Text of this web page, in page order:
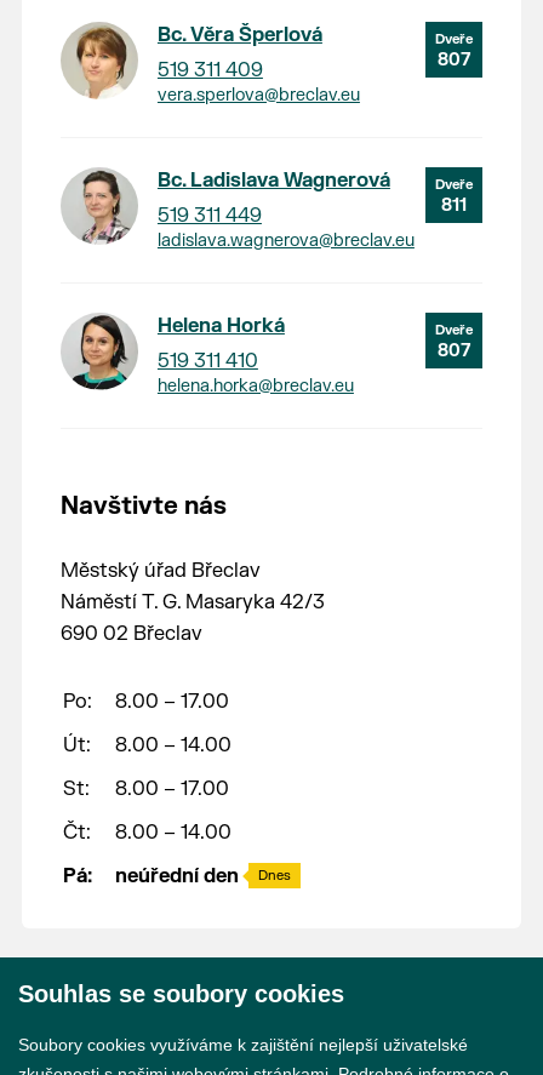
807
Bc. Věra Šperlová
519 311 409
vera.sperlova@breclav.eu
811
Bc. Ladislava Wagnerová
519 311 449
ladislava.wagnerova@breclav.eu
807
Helena Horká
519 311 410
helena.horka@breclav.eu
Navštivte nás
Městský úřad Břeclav
Náměstí T. G. Masaryka 42/3
690 02 Břeclav
Po:
8.00 – 17.00
Út:
8.00 – 14.00
St:
8.00 – 17.00
Čt:
8.00 – 14.00
Pá:
neúřední den Dnes
Souhlas se soubory cookies
Soubory cookies využíváme k zajištění nejlepší uživatelské